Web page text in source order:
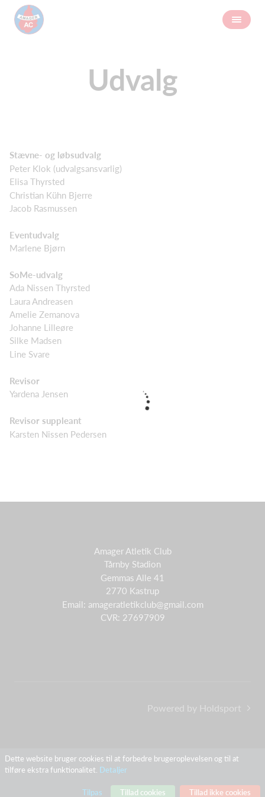
Udvalg
Stævne- og løbsudvalg
Peter Klok (udvalgsansvarlig)
Elisa Thyrsted
Christian Kühn Bjerre
Jacob Rasmussen
Eventudvalg
Marlene Bjørn
SoMe-udvalg
Ada Nissen Thyrsted
Laura Andreasen
Amelie Zemanova
Johanne Lilleøre
Silke Madsen
Line Svare
Revisor
Yardena Jensen
Revisor suppleant
Karsten Nissen Pedersen
Amager Atletik Club
Tårnby Stadion
Gemmas Alle 41
2770 Kastrup
Email: amageratletikclub@gmail.com
CVR: 27697909
Powered by Holdsport
Dette website bruger cookies til at forbedre brugeroplevelsen og til at
tilføre ekstra funktionalitet. Detaljer
Tillad ikke cookies
Tillad cookies
Tilpas